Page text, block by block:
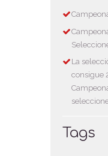
La
consigue
Tags